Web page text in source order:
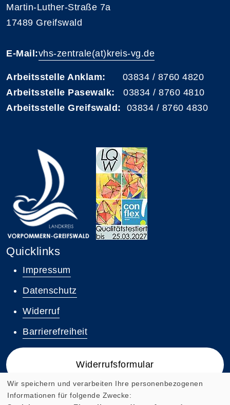
Martin-Luther-Straße 7a
17489 Greifswald
E-Mail:vhs-zentrale(at)kreis-vg.de
Arbeitsstelle Anklam: 03834 / 8760 4820
Arbeitsstelle Pasewalk: 03834 / 8760 4810
Arbeitsstelle Greifswald: 03834 / 8760 4830
Quicklinks
Impressum
Datenschutz
Widerruf
Barrierefreiheit
Widerrufsformular
Wir speichern und verarbeiten Ihre personenbezogenen
Informationen für folgende Zwecke: